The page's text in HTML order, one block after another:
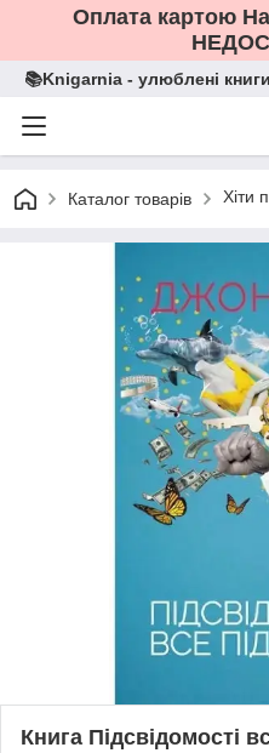
Оплата картою
📚Knigarnia - улюблені
Каталог товарів Хіти
Книга Підсвідомості